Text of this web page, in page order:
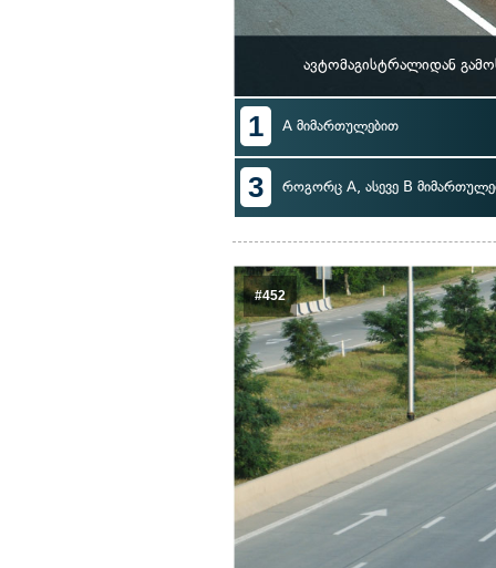
ავტომაგისტრალიდან
1 A მიმართულებით
3 როგორც A, ასევე B
#452